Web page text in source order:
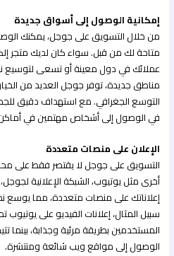
إمكانية الوصول إلى أسواق جديدة
من خلال التسويق على جوجل، يمكنك
متاحة لك من قبل. سواء كان لديك متجر
عملائك في دول معينة أو تسعى لتوسيع
مناطق جديدة، توفر جوجل العديد من
التوسع الجغرافي. مع استهداف دقيق
في الوصول إلى أشخاص مهتمين في
الإعلان على منصات متعددة
التسويق على جوجل لا يقتصر فقط على
أخرى مثل يوتيوب، الشبكة الإعلانية
إعلاناتك على منصات متعددة، مما يوسع
سبيل المثال، إعلانات الفيديو على
المستخدمين بطريقة مرئية وجذابة، بينما
الوصول إلى مواقع ويب شائعة ومنتشرة.